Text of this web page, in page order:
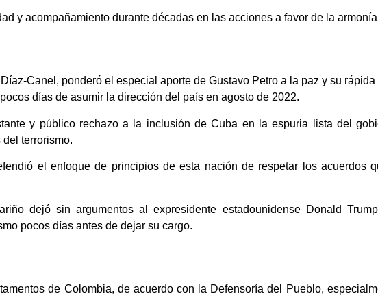
y acompañamiento durante décadas en las acciones a favor de la
Canel, ponderó el especial aporte de Gustavo Petro a la paz y su rápida
días de asumir la dirección del país en agosto de 2022.
y público rechazo a la inclusión de Cuba en la espuria lista del
terrorismo.
el enfoque de principios de esta nación de respetar los acuerdos
dejó sin argumentos al expresidente estadounidense Donald
pocos días antes de dejar su cargo.
de Colombia, de acuerdo con la Defensoría del Pueblo,